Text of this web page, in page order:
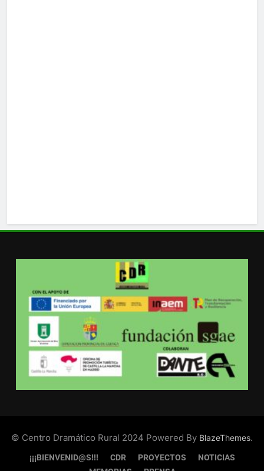
© Centro Dramático Rural 2024 Powered By BlazeThemes.
¡¡¡BIENVENID@S!!! CDR PROYECTOS
NOTICIAS